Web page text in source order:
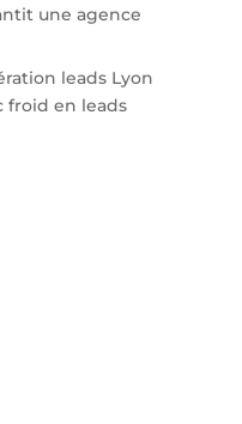
une agence
leads Lyon
froid en leads